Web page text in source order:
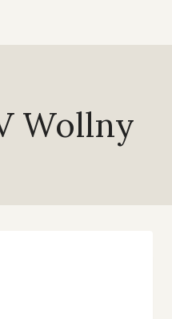
Wollny